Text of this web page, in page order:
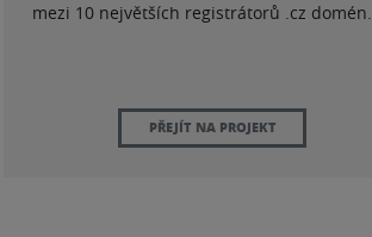
mezi 10 největších registrátorů .cz domén.
PŘEJÍT NA PROJEKT